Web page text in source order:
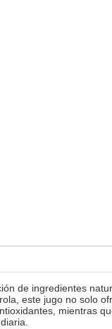
de ingredientes
este jugo no solo
mientras